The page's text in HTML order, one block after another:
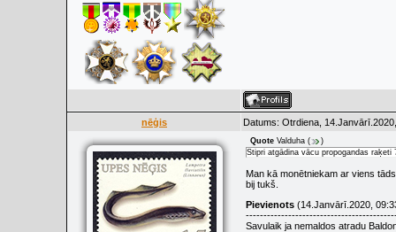
nēģis Datums: Otrdiena,
Quote Valduha (
)
Stipri atgādina vācu propogandas raķeti
Man kā monētniekam ar viens
bij tukš.
Pievienots (14.Janvārī.2020,
Savulaik ja nemaldos atradu